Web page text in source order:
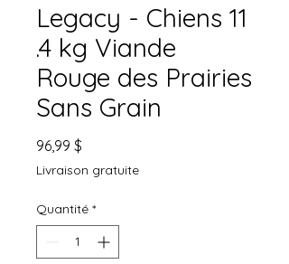
Legacy - Chiens 11
.4 kg Viande
Rouge des Prairies
Sans Grain
96,99 $
Livraison gratuite
Quantité *